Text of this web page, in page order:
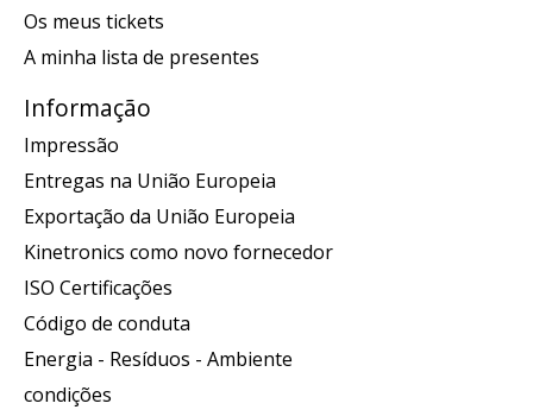
Os meus tickets
A minha lista de presentes
Informação
Impressão
Entregas na União Europeia
Exportação da União Europeia
Kinetronics como novo fornecedor
ISO Certificações
Código de conduta
Energia - Resíduos - Ambiente
condições